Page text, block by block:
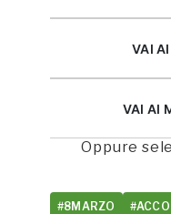
VAI
VAI AI
Oppure
#8MARZO